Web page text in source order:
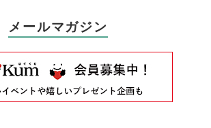
メールマガジン